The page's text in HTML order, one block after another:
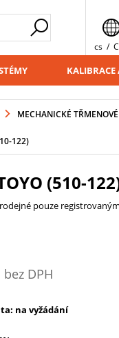
cs /
KALIBRACE
MECHANICKÉ
122)
(510-
pouze registrovaným
DPH
na vyžádání